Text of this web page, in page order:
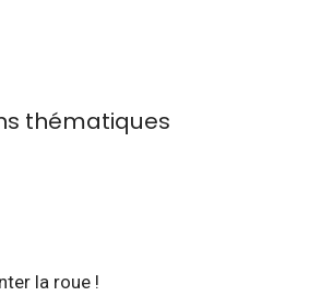
thématiques
la roue !